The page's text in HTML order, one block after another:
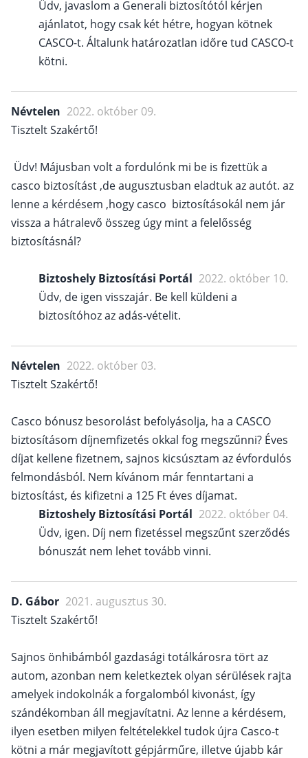
Üdv, javaslom a Generali biztosítótól kérjen
ajánlatot, hogy csak két hétre, hogyan kötnek
CASCO-t. Általunk határozatlan időre tud CASCO-t
kötni.
Névtelen 2022. október 09.
Tisztelt Szakértő!
Üdv! Májusban volt a fordulónk mi be is fizettük a
casco biztosítást ,de augusztusban eladtuk az autót. az
lenne a kérdésem ,hogy casco biztosításokál nem jár
vissza a hátralevő összeg úgy mint a felelősség
biztosításnál?
Biztoshely Biztosítási Portál 2022. október 10.
Üdv, de igen visszajár. Be kell küldeni a
biztosítóhoz az adás-vételit.
Névtelen 2022. október 03.
Tisztelt Szakértő!
Casco bónusz besorolást befolyásolja, ha a CASCO
biztosításom díjnemfizetés okkal fog megszűnni? Éves
díjat kellene fizetnem, sajnos kicsúsztam az évfordulós
felmondásból. Nem kívánom már fenntartani a
biztosítást, és kifizetni a 125 Ft éves díjamat.
Biztoshely Biztosítási Portál 2022. október 04.
Üdv, igen. Díj nem fizetéssel megszűnt szerződés
bónuszát nem lehet tovább vinni.
D. Gábor 2021. augusztus 30.
Tisztelt Szakértő!
Sajnos önhibámból gazdasági totálkárosra tört az
autom, azonban nem keletkeztek olyan sérülések rajta
amelyek indokolnák a forgalomból kivonást, így
szándékomban áll megjavítatni. Az lenne a kérdésem,
ilyen esetben milyen feltételekkel tudok újra Casco-t
kötni a már megjavított gépjárműre, illetve újabb kár